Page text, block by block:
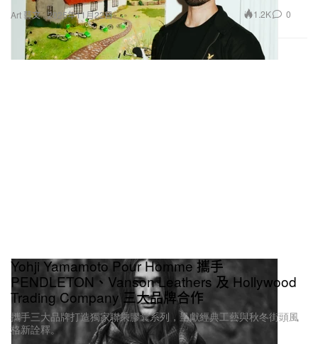
Art 藝文 2025年11月22日 1.2K 0
Yohji Yamamoto Pour Homme 攜手
PENDLETON、Vanson Leathers 及 Hollywood
Trading Company 三大品牌合作
攜手三大品牌打造獨家聯乘膠囊系列，呈獻經典工藝與秋冬街頭風
格新詮釋。